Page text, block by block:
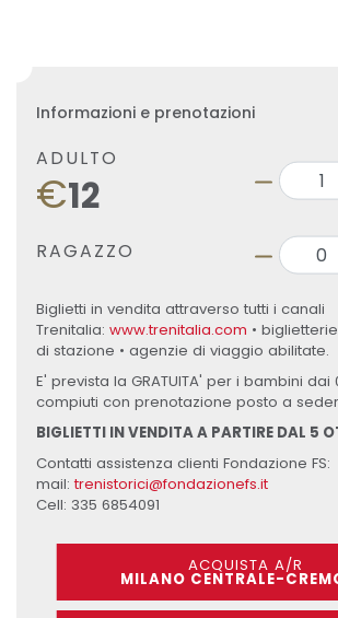
Informazioni e prenotazioni
ADULTO
€12
RAGAZZO
Biglietti in vendita attraverso tutti i canali
Trenitalia: www.trenitalia.com •
di stazione • agenzie di viaggio abilitate.
E' prevista la GRATUITA' per i bambini dai
compiuti con prenotazione posto a
BIGLIETTI IN VENDITA A PARTIRE DAL 5
Contatti assistenza clienti Fondazione FS:
mail:trenistorici@fondazionefs.it
Cell: 335 6854091
ACQUISTA A/R
MILANO CENTRALE-